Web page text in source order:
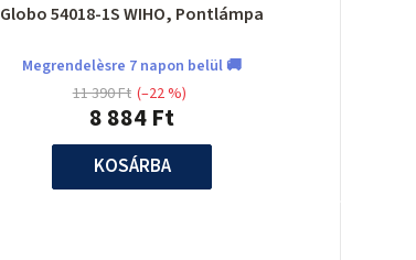
Globo 54018-1S WIHO, Pontlámpa
Megrendelèsre 7 napon belül 🚚
8 884 Ft
11 390 Ft (–22 %)
KOSÁRBA